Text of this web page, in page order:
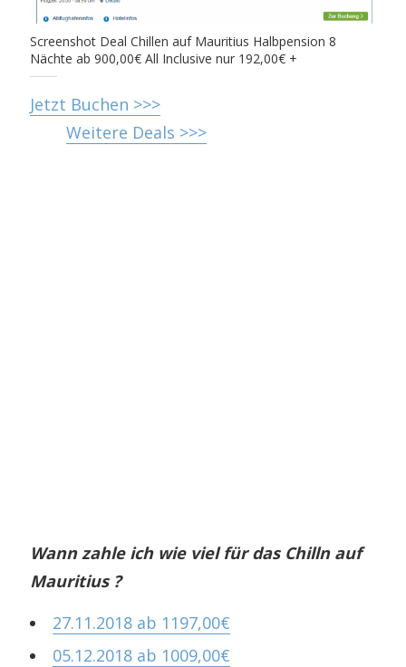
Screenshot Deal Chillen auf Mauritius Halbpension 8
Nächte ab 900,00€ All Inclusive nur 192,00€ +
Jetzt Buchen >>>
Weitere Deals >>>
Wann zahle ich wie viel für das Chilln auf
Mauritius ?
27.11.2018 ab 1197,00€
05.12.2018 ab 1009,00€